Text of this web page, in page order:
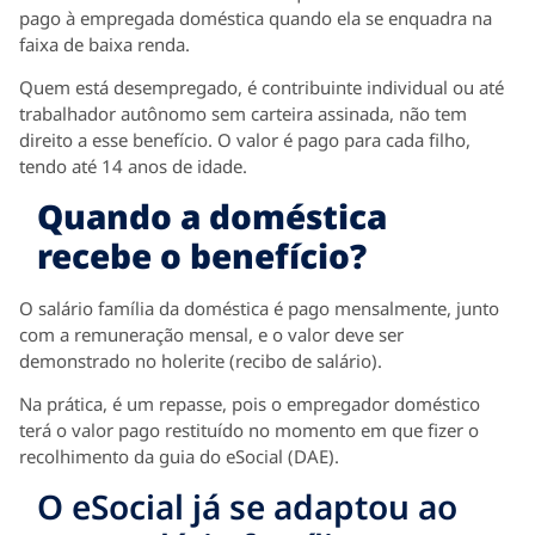
pago à empregada doméstica quando ela se enquadra na
faixa de baixa renda.
Quem está desempregado, é contribuinte individual ou até
trabalhador autônomo sem carteira assinada, não tem
direito a esse benefício. O valor é pago para cada filho,
tendo até 14 anos de idade.
Quando a doméstica
recebe o benefício?
O salário família da doméstica é pago mensalmente, junto
com a remuneração mensal, e o valor deve ser
demonstrado no holerite (recibo de salário).
Na prática, é um repasse, pois o empregador doméstico
terá o valor pago restituído no momento em que fizer o
recolhimento da guia do eSocial (DAE).
O eSocial já se adaptou ao